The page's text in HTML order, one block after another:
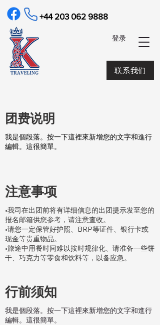
+44 203 062 9888
​登录
联系我们
​团费说明
我是個段落。按一下這裡來新增您的文字和進行
編輯。這很簡單。
注意事项
•我司在出团前将有详细信息的出团提示发至您的
报名邮箱供您参考，请注意查收。
•请您一定保管好护照、BRP等证件、银行卡或
现金等贵重物品。
•旅途中用餐时间难以按时规律化、请准备一些饼
干、巧克力等零食和饮料等，以备应急。
行前须知
我是個段落。按一下這裡來新增您的文字和進行
編輯。這很簡單。